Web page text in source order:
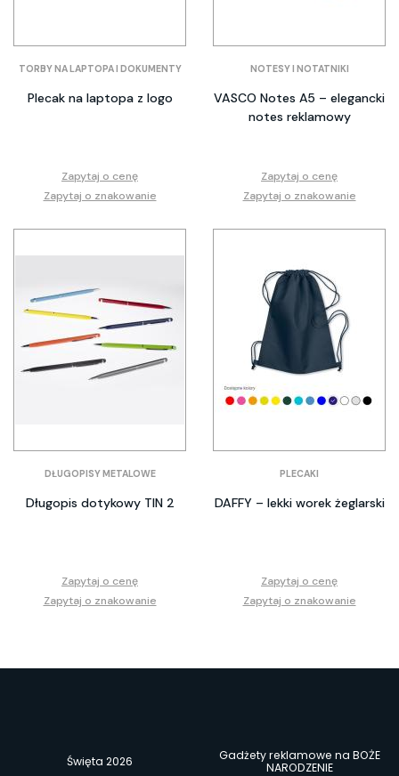
TORBY NA LAPTOPA I DOKUMENTY
Plecak na laptopa z logo
Zapytaj o cenę
Zapytaj o znakowanie
NOTESY I NOTATNIKI
VASCO Notes A5 – elegancki
notes reklamowy
Zapytaj o cenę
Zapytaj o znakowanie
DŁUGOPISY METALOWE
Długopis dotykowy TIN 2
Zapytaj o cenę
Zapytaj o znakowanie
PLECAKI
DAFFY – lekki worek żeglarski
Zapytaj o cenę
Zapytaj o znakowanie
Święta 2026
Gadżety reklamowe na BOŻE
NARODZENIE